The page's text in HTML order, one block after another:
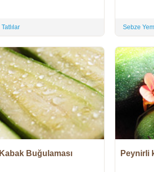
Tatlılar Sebze
Kabak Buğulaması Peynirli